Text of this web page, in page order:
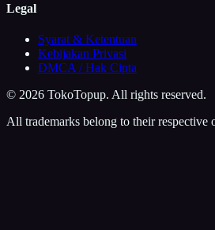
Legal
Syarat & Ketentuan
Kebijakan Privasi
DMCA / Hak Cipta
© 2026 TokoTopup. All rights reserved.
All trademarks belong to their respective